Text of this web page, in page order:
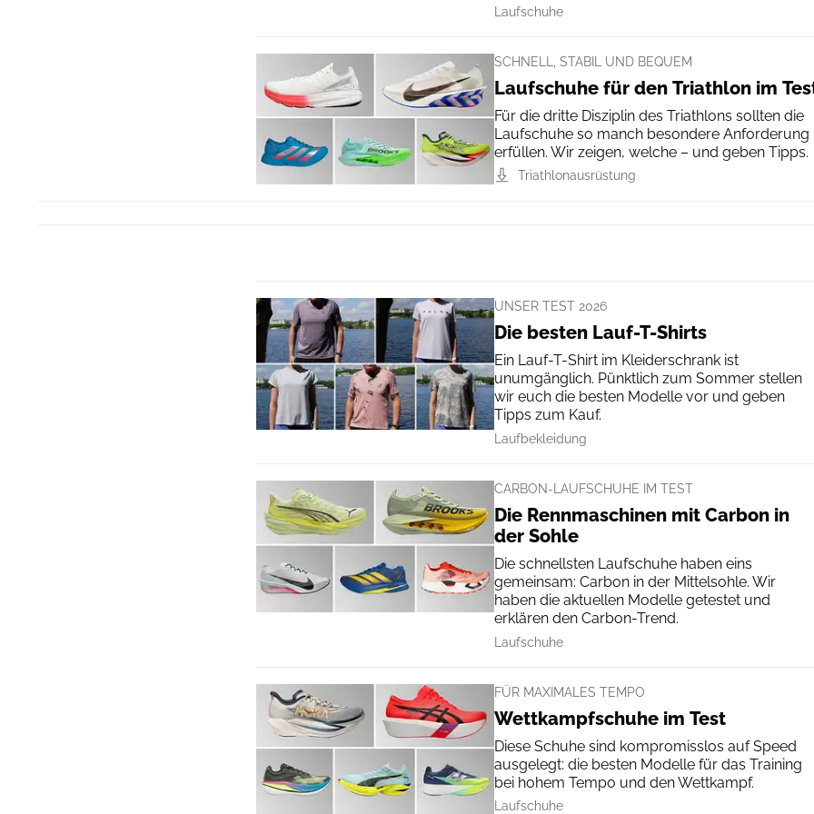
Laufschuhe
SCHNELL, STABIL UND BEQUEM
Laufschuhe für den Triathlon im
Für die dritte Disziplin des Triathlons sollten die
Laufschuhe so manch besondere Anforderung
erfüllen. Wir zeigen, welche – und geben Tipps.
Triathlonausrüstung
UNSER TEST 2026
Die besten Lauf-T-Shirts
Ein Lauf-T-Shirt im Kleiderschrank ist
unumgänglich. Pünktlich zum Sommer stellen
wir euch die besten Modelle vor und geben
Tipps zum Kauf.
Laufbekleidung
CARBON-LAUFSCHUHE IM TEST
Die Rennmaschinen mit Carbon in
der Sohle
Die schnellsten Laufschuhe haben eins
gemeinsam: Carbon in der Mittelsohle. Wir
haben die aktuellen Modelle getestet und
erklären den Carbon-Trend.
Laufschuhe
FÜR MAXIMALES TEMPO
Wettkampfschuhe im Test
Diese Schuhe sind kompromisslos auf Speed
ausgelegt: die besten Modelle für das Training
bei hohem Tempo und den Wettkampf.
Laufschuhe